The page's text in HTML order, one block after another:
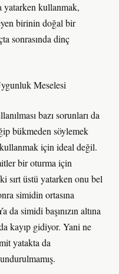
yatarken kullanmak,
birinin doğal bir
sonrasında dinç
Meselesi
bazı sorunları da
bükmeden söylemek
için ideal değil.
bir oturma için
sırt üstü yatarken onu bel
simidin ortasına
da simidi başınızın altına
kayıp gidiyor. Yani ne
yatakta da